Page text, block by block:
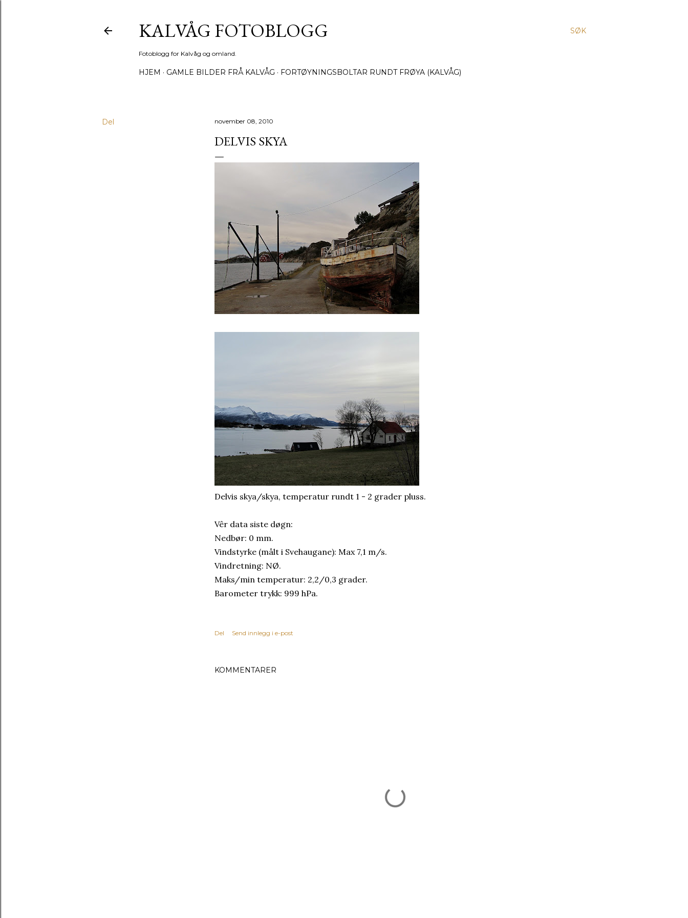
SØK
KALVÅG FOTOBLOGG
Fotoblogg for Kalvåg og omland.
HJEM GAMLE BILDER FRÅ KALVÅG FORTØYNINGSBOLTAR RUNDT FRØYA (KALVÅG)
Del november 08, 2010
DELVIS SKYA
Delvis skya/skya, temperatur rundt 1 - 2 grader pluss.
Vêr data siste døgn:
Nedbør: 0 mm.
Vindstyrke (målt i Svehaugane): Max 7,1 m/s.
Vindretning: NØ.
Maks/min temperatur: 2,2/0,3 grader.
Barometer trykk: 999 hPa.
Del Send innlegg i e-post
KOMMENTARER